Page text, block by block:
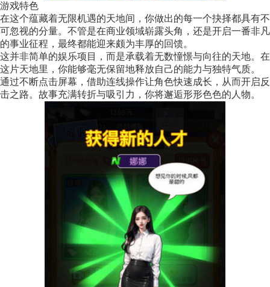
游戏特色
在这个蕴藏着无限机遇的天地间，你做出的每一个抉择都具有不
可忽视的分量。不管是在商业领域崭露头角，还是开启一番非凡
的事业征程，最终都能迎来颇为丰厚的回馈。
这并非简单的娱乐项目，而是承载着无数憧憬与向往的天地。在
这片天地里，你能够毫无保留地释放自己的能力与独特气质。
通过不断点击屏幕，借助连线操作让角色快速成长，从而开启反
击之路。故事充满转折与吸引力，你将邂逅形形色色的人物。